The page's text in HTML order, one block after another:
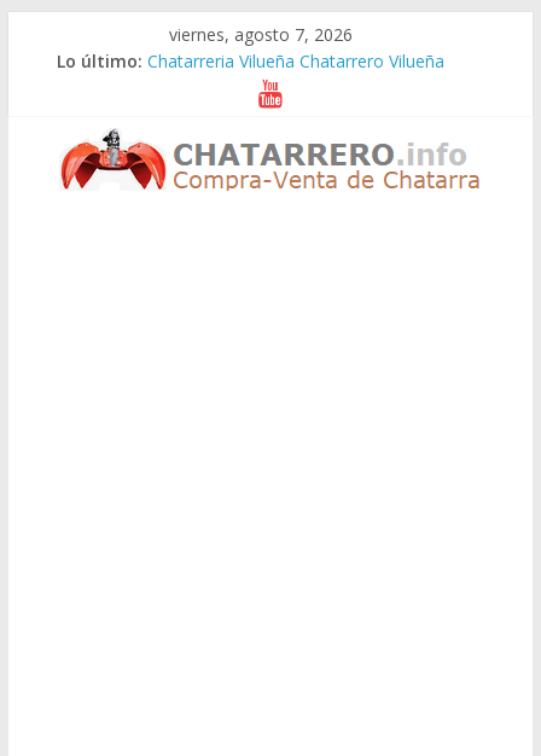
viernes, agosto 7, 2026
Lo último: Chatarreria Vilueña Chatarrero Vilueña
Chatarreria Zuera Chatarrero Zuera
Chatarreria Zaragoza Chatarrero Zaragoza
Chatarreria Zaida Chatarrero Zaida
Chatarreria Vistabella Chatarrero Vistabella